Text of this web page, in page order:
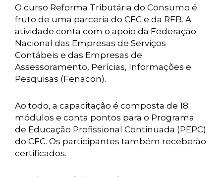
O curso Reforma Tributária do Consumo é
fruto de uma parceria do CFC e da RFB. A
atividade conta com o apoio da Federação
Nacional das Empresas de Serviços
Contábeis e das Empresas de
Assessoramento, Perícias, Informações e
Pesquisas (Fenacon).
Ao todo, a capacitação é composta de 18
módulos e conta pontos para o Programa
de Educação Profissional Continuada (PEPC)
do CFC. Os participantes também receberão
certificados.